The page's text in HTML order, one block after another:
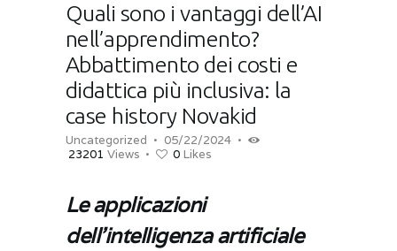
Quali sono i vantaggi dell’AI
nell’apprendimento?
Abbattimento dei costi e
didattica più inclusiva: la
case history Novakid
Uncategorized
05/22/2024
23201 Views 0 Likes
Le applicazioni
dell’intelligenza artificiale